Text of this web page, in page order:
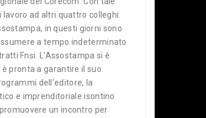
ad altri quattro colleghi.
in questi giorni sono
a tempo indeterminato
Fnsi. L’Assostampa si è
pronta a garantire il suo
dell’editore, la
e imprenditoriale isontino
un incontro per